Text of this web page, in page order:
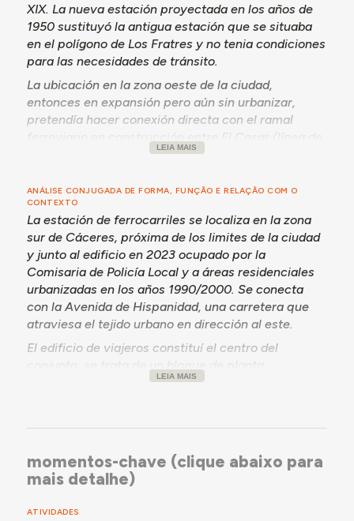
XIX. La nueva estación proyectada en los años de
1950 sustituyó la antigua estación que se situaba
en el polígono de Los Fratres y no tenia condiciones
para las necesidades de tránsito.
La ubicación en la zona oeste de la ciudad,
entonces en expansión pero aún sin urbanizar,
pretendía hacer conexión directa con el ramal
Madrid a Valencia de Alcántara) y Cáceres (línea
meridiana entre Astorga y Zafra. Así, se trataba de
mejorar las comunicaciones entre el noroeste y el
suroeste de la Península Ibérica y de romper con el
aislamiento de la capital de provincia.
LEIA MAIS
ANÁLISE CONJUGADA DE FORMA, FUNÇÃO E RELAÇÃO COM O
CONTEXTO
La estación de ferrocarriles se localiza en la zona
sur de Cáceres, próxima de los limites de la ciudad
y junto al edificio en 2023 ocupado por la
Comisaria de Policía Local y a áreas residenciales
urbanizadas en los años 1990/2000. Se conecta
con la Avenida de Hispanidad, una carretera que
atraviesa el tejido urbano en dirección al este.
El edificio de viajeros constituí el centro del
rectangular y dos plantas, simétrico, con una nave
aperturas de puertas, con porche translucido, que
se repiten en las alas laterales, respectivamente
encuadradas. Las ventanas centrales de la fachada
LEIA MAIS
momentos-chave (clique abaixo para
mais detalhe)
ATIVIDADES